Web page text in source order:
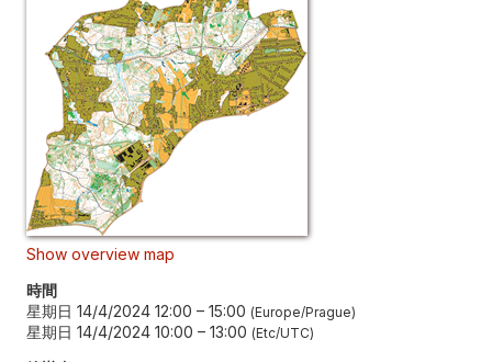
Show overview map
時間
星期日 14/4/2024 12:00 – 15:00 Europe/Prague
星期日 14/4/2024 10:00 – 13:00 Etc/UTC